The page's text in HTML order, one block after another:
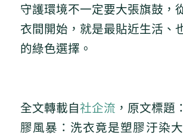
守護環境不一定要大張旗鼓，
衣間開始，就是最貼近生活、
的綠色選擇。
全文轉載自社企流 ，原文標題
膠風暴：洗衣竟是塑膠汙染